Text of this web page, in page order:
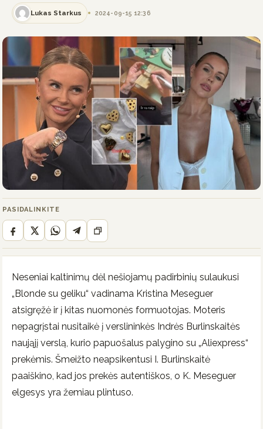
Lukas Starkus 2024-09-15 12:36
PASIDALINKITE
Neseniai kaltinimų dėl nešiojamų padirbinių sulaukusi
„Blonde su geliku“ vadinama Kristina Meseguer
atsigręžė ir į kitas nuomonės formuotojas. Moteris
nepagrįstai nusitaikė į verslininkės Indrės Burlinskaitės
naująjį verslą, kurio papuošalus palygino su „Aliexpress“
prekėmis. Šmeižto neapsikentusi I. Burlinskaitė
paaiškino, kad jos prekės autentiškos, o K. Meseguer
elgesys yra žemiau plintuso.